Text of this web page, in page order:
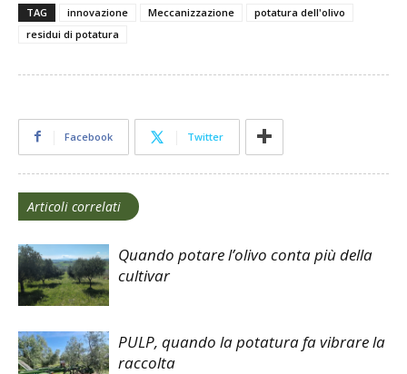
TAG innovazione Meccanizzazione
potatura dell'olivo
residui di potatura
Facebook Twitter
Articoli correlati
Quando potare l’olivo conta più della
cultivar
PULP, quando la potatura fa vibrare la
raccolta